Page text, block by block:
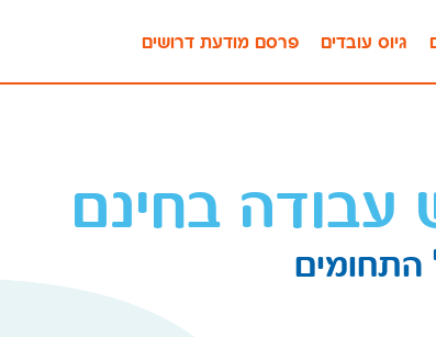
פרסם מודעת דרושים גיוס עובדים
עבודה בחינם